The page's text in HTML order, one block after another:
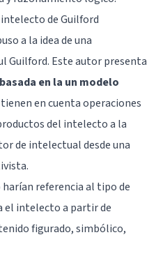
de Guilford
a la idea de una
Guilford. Este autor presenta
basada en la un modelo
tienen en cuenta operaciones
del intelecto a la
de intelectual desde una
referencia al tipo de
el intelecto a partir de
figurado, simbólico,